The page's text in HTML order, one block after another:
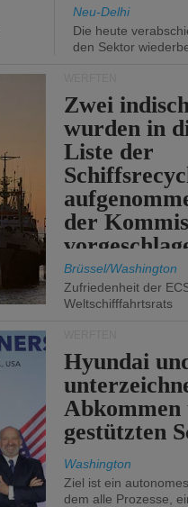
Neu-Delhi
Die heute
den Sektor
Zwei
wurden in
Liste der
der
Brüssel/Washington
Zufriedenheit der
Weltschifffahrtsrats
Hyundai
gestützten
Washington
Ziel ist ein
dem alle Prozesse,